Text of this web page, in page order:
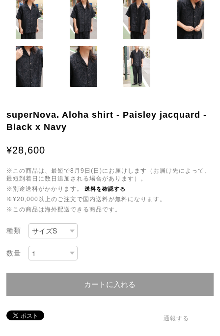
superNova. Aloha shirt - Paisley jacquard -
Black x Navy
¥28,600
※この商品は、最短で8月9日(日)にお届けします（お届け先によって、
最短到着日に数日追加される場合があります）。
※別途送料がかかります。
送料を確認する
※¥20,000以上のご注文で国内送料が無料になります。
※この商品は海外配送できる商品です。
種類
数量
カートに入れる
通報する